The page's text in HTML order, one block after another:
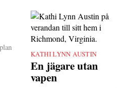
KATHI LYNN AUSTIN
En jägare utan
vapen